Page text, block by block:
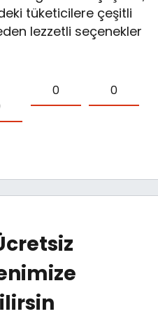
tüketicilere çeşitli
lezzetli seçenekler
0 0